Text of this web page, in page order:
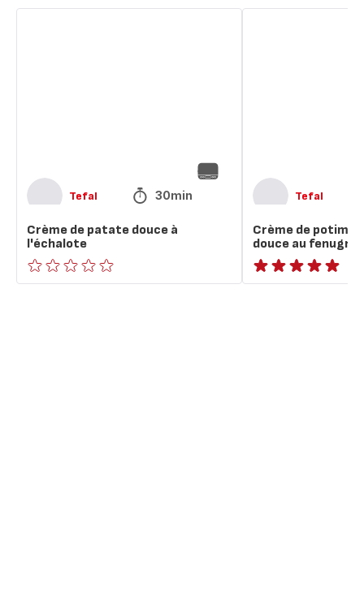
Tefal 30min
Crème de patate douce à
l'échalote
ratings.0
Tefal
Crème de
douce au fenugrec
ratings.NaN